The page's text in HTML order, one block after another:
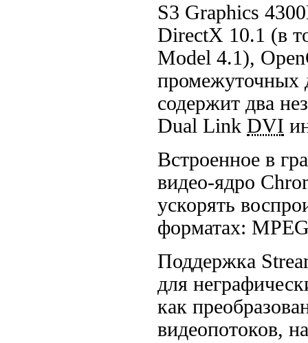
S3 Graphics
DirectX 10.1 (в
Model 4.1),
промежуточных
содержит два
Dual Link DVI
Встроенное в
видео-ядро
ускорять
форматах:
Поддержка
для
как
видеопотоков,